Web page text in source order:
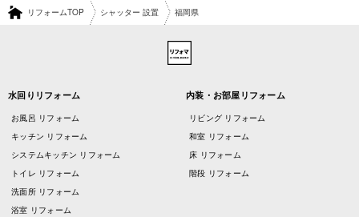
リフォームTOP シャッター 設置 福岡県
水回りリフォーム
お風呂 リフォーム
キッチン リフォーム
システムキッチン リフォーム
トイレ リフォーム
洗面所 リフォーム
浴室 リフォーム
内装・お部屋リフォーム
リビング リフォーム
和室 リフォーム
床 リフォーム
階段 リフォーム